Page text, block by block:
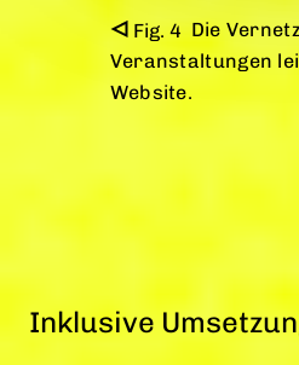
Die
Veranstaltungen
Website.
Inklusive